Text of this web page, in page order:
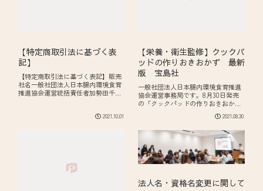
【特定商取引法に基づく表
記】
【特定商取引法に基づく表記】販売
社名一般社団法人日本腸内環境食育
推進協会運営統括責任者加勢田千尋
番号050-8881-6541 ※お問合せはメ
2021.10.01
【栄養・衛生監修】クックパ
ッドの作りおきおかず 最新
版 宝島社
一般社団法人日本腸内環境食育推進
協会運営事務局です。8月30日発売
の「クックパッドの作りおきおか
監修を代表理事加勢田が務めさせて
美味しく食べきる「アレンジレシ
ピ」や特売時に役立...
2021.08.30
法人名・資格名変更に関して